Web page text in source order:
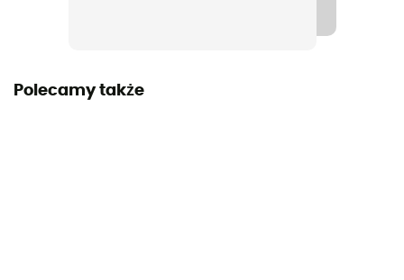
Polecamy także